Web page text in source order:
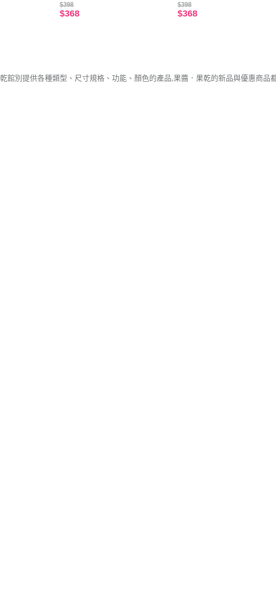
$398
$368
$398
$368
館別提供各種類型、尺寸規格、功能、顏色的產品,果醬．果乾的新品與優惠商品